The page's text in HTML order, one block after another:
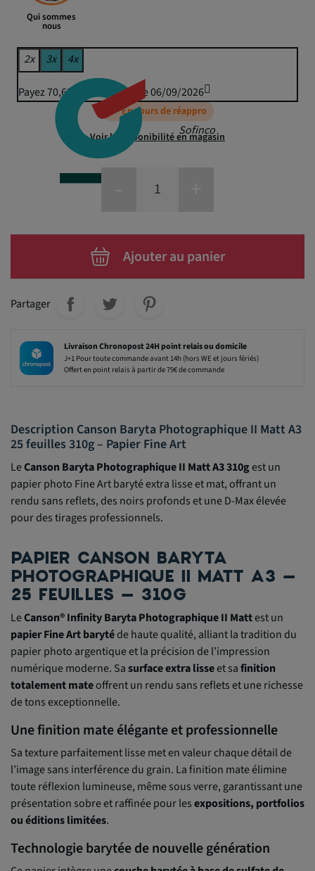
Qui sommes
nous
Sofinco
2x 3x 4x
Payez 70,69 € puis 69,50 € le 06/09/2026
En cours de réappro
Voir la disponibilité en magasin
Ajouter au panier
Partager
Livraison Chronopost 24H point relais ou domicile
J+1 Pour toute commande avant 14h (hors WE et jours fériés)
Offert en point relais à partir de 79€ de commande
Description Canson Baryta Photographique II Matt A3
25 feuilles 310g – Papier Fine Art
LeCanson Baryta Photographique II Matt A3 310gest un
papier photo Fine Art baryté extra lisse et mat, offrant un
rendu sans reflets, des noirs profonds et une D-Max élevée
pour des tirages professionnels.
PAPIER CANSON BARYTA
PHOTOGRAPHIQUE II MATT A3 –
25 FEUILLES – 310G
LeCanson® Infinity Baryta Photographique II Mattest un
papier Fine Art barytéde haute qualité, alliant la tradition du
papier photo argentique et la précision de l’impression
numérique moderne. Sasurface extra lisseet safinition
totalement mateoffrent un rendu sans reflets et une richesse
de tons exceptionnelle.
Une finition mate élégante et professionnelle
Sa texture parfaitement lisse met en valeur chaque détail de
l’image sans interférence du grain. La finition mate élimine
toute réflexion lumineuse, même sous verre, garantissant une
présentation sobre et raffinée pour lesexpositions, portfolios
ou éditions limitées.
Technologie barytée de nouvelle génération